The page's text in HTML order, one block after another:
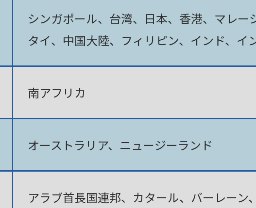
シンガポール、台湾、日本、香港、マレー
タイ、中国大陸、フィリピン、インド、イ
南アフリカ
オーストラリア、ニュージーランド
アラブ首長国連邦、カタール、バーレーン